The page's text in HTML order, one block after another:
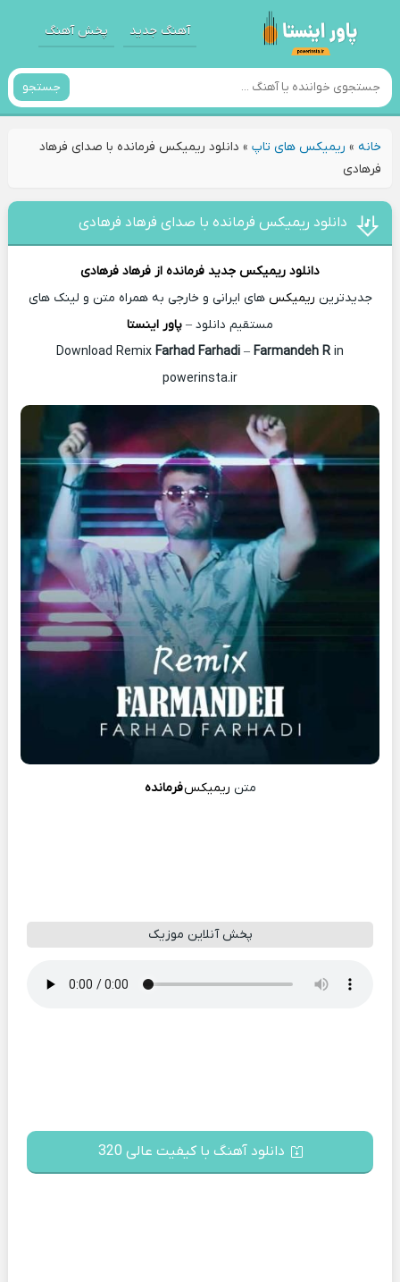
آهنگ جدید پخش آهنگ
جستجو
خانه» ریمیکس های تاپ» دانلود ریمیکس فرمانده با صدای فرهاد
فرهادی
دانلود ریمیکس فرمانده با صدای فرهاد فرهادی
دانلود ریمیکس جدید فرمانده از فرهاد فرهادی
جدیدترین ریمیکس های ایرانی و خارجی به همراه متن و لینک های
مستقیم دانلود – پاور اینستا
Farhad Farhadi– Farmandeh R in
powerinsta.ir
متن ریمیکسفرمانده
پخش آنلاین موزیک
دانلود آهنگ با کیفیت عالی 320